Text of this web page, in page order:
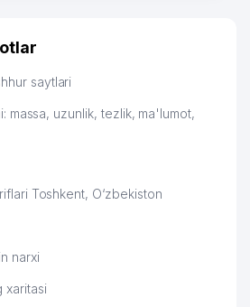
ASSOTSIATSIYASI
TARTIBDAGI
INVEST MChJ
saytlari
massa, uzunlik, tezlik, ma'lumot,
Toshkent, O‘zbekiston
narxi
xaritasi